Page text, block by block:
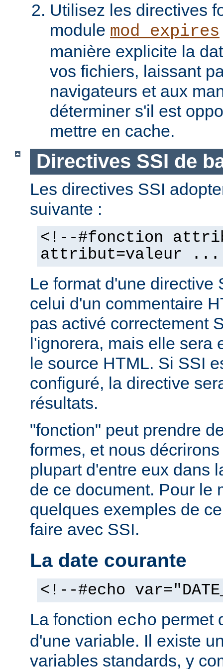
Utilisez les directives
module mod_expires
manière explicite la
vos fichiers, laissant
navigateurs et aux
déterminer s'il est
mettre en cache.
Directives SSI de
Les directives SSI
suivante :
<!--#fonction
attribut=valeur
Le format d'une directive
celui d'un commentaire
pas activé correctement
l'ignorera, mais elle sera
le source HTML. Si SSI
configuré, la directive
résultats.
"fonction" peut prendre
formes, et nous
plupart d'entre eux dans
de ce document. Pour le
quelques exemples de
faire avec SSI.
La date courante
<!--#echo
La fonction echo permet
d'une variable. Il existe
variables standards, y